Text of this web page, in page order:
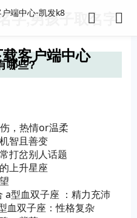
端中心-凯发k8
字,男孩子取名字
客户端中心
哪些?
，热情or温柔
智且善变
打岔别人话题
上升星座
a型血双子座 ：精力充沛
血双子座：性格复杂